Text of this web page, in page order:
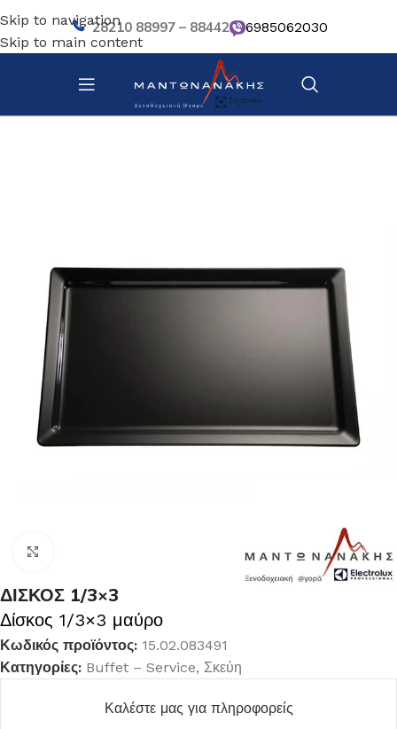
Skip to navigation
Skip to main content
28210 88997 – 88442 6985062030
Αρχική σελίδα/
ΔΙΣΚΟΣ 1/3×3
Δίσκος 1/3×3 μαύρο
Κωδικός προϊόντος: 15.02.083491
Κατηγορίες: Buffet – Service, Σκεύη
Καλέστε μας για πληροφορείς